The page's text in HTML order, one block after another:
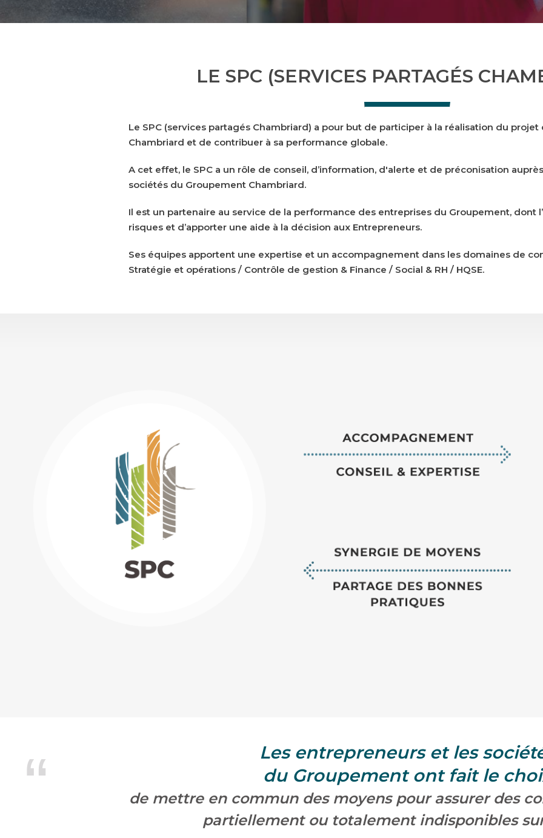
LE SPC (SERVICES PARTAGÉS
Le SPC (services partagés Chambriard) a pour but de participer à la réalisation du
Chambriard et de contribuer à sa performance globale.
A cet effet, le SPC a un rôle de conseil, d’information, d'alerte et de préconisation
sociétés du Groupement Chambriard.
Il est un partenaire au service de la performance des entreprises du Groupement, dont
risques et d’apporter une aide à la décision aux Entrepreneurs.
Ses équipes apportent une expertise et un accompagnement dans les domaines de
Stratégie et opérations / Contrôle de gestion & Finance / Social & RH / HQSE.
Les entrepreneurs et les
du Groupement ont fait le
de mettre en commun des moyens pour assurer des
partiellement ou totalement indisponibles